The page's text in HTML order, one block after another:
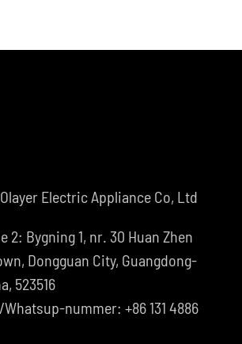
Electric Appliance Co, Ltd
2: Bygning 1, nr. 30 Huan Zhen
Dongguan City, Guangdong-
523516
nummer: +86 131 4886